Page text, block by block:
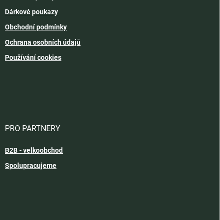
Dárkové poukazy
Obchodní podmínky
Ochrana osobních údajů
Používání cookies
PRO PARTNERY
B2B - velkoobchod
Spolupracujeme